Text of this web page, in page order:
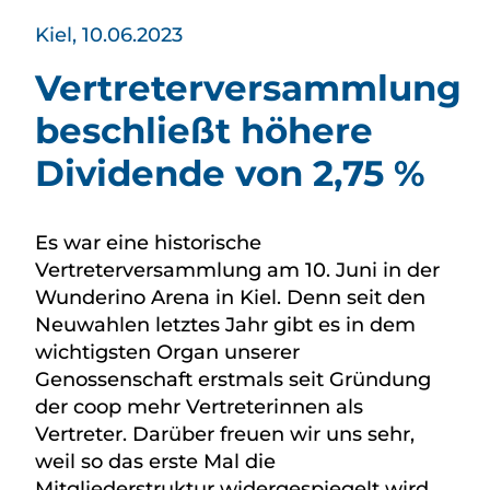
Kiel, 10.06.2023
Vertreterversammlung
beschließt höhere
Dividende von 2,75 %
Es war eine historische
Vertreterversammlung am 10. Juni in der
Wunderino Arena in Kiel. Denn seit den
Neuwahlen letztes Jahr gibt es in dem
wichtigsten Organ unserer
Genossenschaft erstmals seit Gründung
der coop mehr Vertreterinnen als
Vertreter. Darüber freuen wir uns sehr,
weil so das erste Mal die